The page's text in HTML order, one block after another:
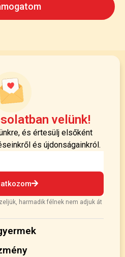
velünk!
és értesülj elsőként
és újdonságainkról.
harmadik félnek nem adjuk át